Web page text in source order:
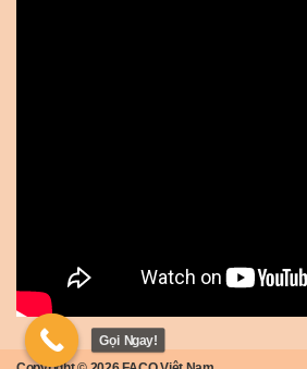
Gọi Ngay!